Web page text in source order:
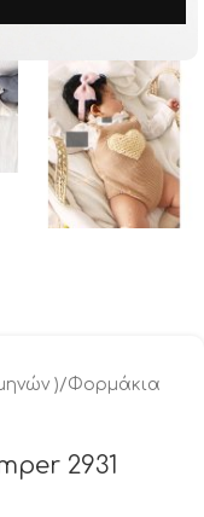
)/Φορμάκια
2931